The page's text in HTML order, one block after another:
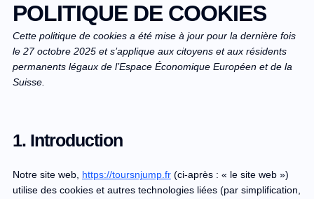
POLITIQUE DE COOKIES
Cette politique de cookies a été mise à jour pour la dernière fois
le 27 octobre 2025 et s’applique aux citoyens et aux résidents
permanents légaux de l’Espace Économique Européen et de la
Suisse.
1. Introduction
Notre site web, https://toursnjump.fr(ci-après : « le site web »)
utilise des cookies et autres technologies liées (par simplification,